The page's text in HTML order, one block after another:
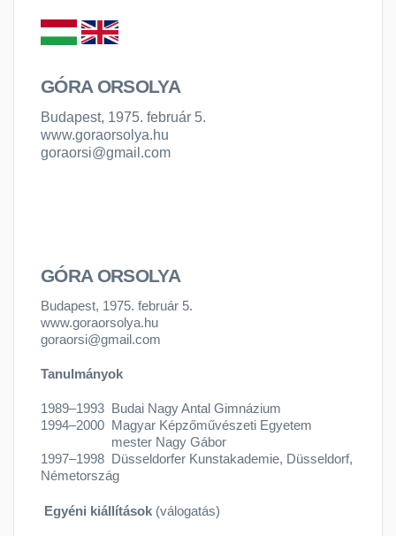
GÓRA ORSOLYA
Budapest, 1975. február 5.
www.goraorsolya.hu
goraorsi@gmail.com
GÓRA ORSOLYA
Budapest, 1975. február 5.
www.goraorsolya.hu
goraorsi@gmail.com
Tanulmányok
1989–1993 Budai Nagy Antal Gimnázium
1994–2000 Magyar Képzőművészeti Egyetem
mester Nagy Gábor
1997–1998 Düsseldorfer Kunstakademie, Düsseldorf,
Németország
Egyéni kiállítások (válogatás)